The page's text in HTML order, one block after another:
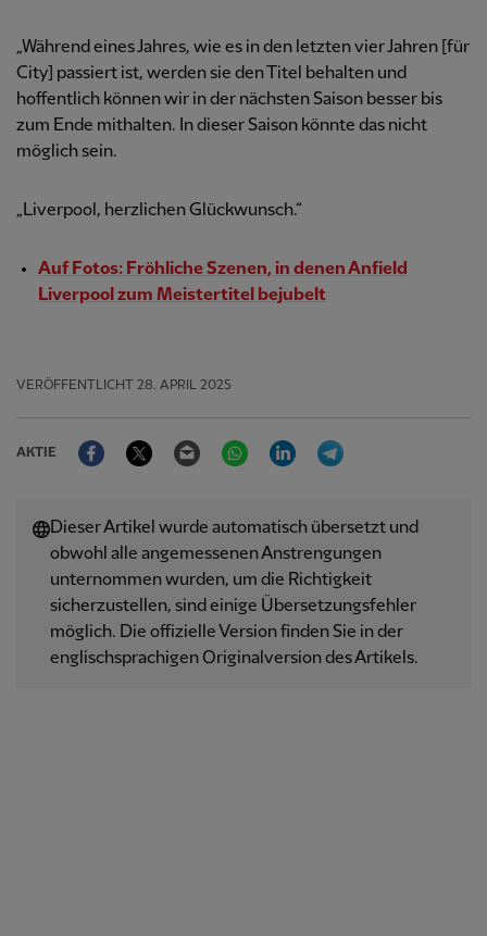
„Während eines Jahres, wie es in den letzten vier Jahren [für
City] passiert ist, werden sie den Titel behalten und
hoffentlich können wir in der nächsten Saison besser bis
zum Ende mithalten. In dieser Saison könnte das nicht
möglich sein.
„Liverpool, herzlichen Glückwunsch.“
Auf Fotos: Fröhliche Szenen, in denen Anfield
Liverpool zum Meistertitel bejubelt
VERÖFFENTLICHT 28. APRIL 2025
AKTIE
FacebookTwitter Email WhatsAppLinkedIn
Dieser Artikel wurde automatisch übersetzt und
obwohl alle angemessenen Anstrengungen
unternommen wurden, um die Richtigkeit
sicherzustellen, sind einige Übersetzungsfehler
möglich. Die offizielle Version finden Sie in der
englischsprachigen Originalversion des Artikels.